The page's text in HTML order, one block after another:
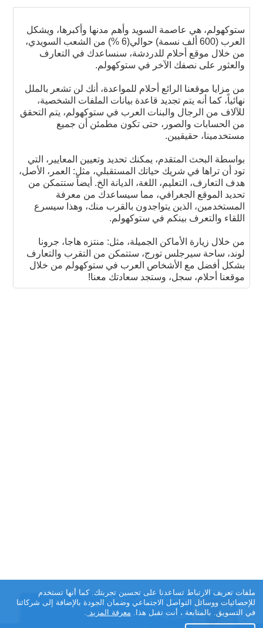
ستوكهولم، هي عاصمة السويد وأهم مدنها وأكبرها، ويشكل
العرب (600 ألف نسمة) حوالي(6 %) من الشعب السويدي،
من خلال موقع أحلام للدردشة، سنساعدك في التعارف
والعثور على نصفك الآخر في ستوكهولم.
من مزايا موقعنا الرائع أحلام للمواعدة، أنك لن تشعر بالملل
نهائياً، كما أنه يتم تجديد قاعدة بيانات الملفات الشخصية،
للآلاف من الرجال والبنات العرب في ستوكهولم، يتم التحقق
من الحسابات والصور، حتى تكون مطمئن أن جميع
مستخدمينا، حقيقيين.
بواسطة البحث المتقدم، يمكنك تحديد وتعيين المعايير، التي
تود أن تراها في شريك حياتك المستقبلي، مثل: العمر، الأصل،
هدف التعارف، التعليم، اللغة، الديانة الخ. أيضاً ستتمكن من
تحديد الموقع الجغرافي، مما سيساعدك من معرفة
المستخدمين، الذين يتواجدون بالقرب منك، وهذا سيسرع
اللقاء والتعرف بينكم في ستوكهولم.
من خلال زيارة الأماكن الجميلة، مثل: منتزه هاجا، جرونا
لوند، ساحة سيرجلس تورج، ستتمكن من التقرب والتعارف
بشكل أفضل مع الأشخاص العرب في ستوكهولم من خلال
موقعنا أحلام، سجل، وستجد سعادتك معنا!
ملفات تعريف الارتباط تساعدنا على تحسين تجربتك. كما أنها تستخدم
للإحصائيات ووسائل التواصل الاجتماعي وضمان الجودة بالإضافة إلى شركائنا
في التسويق. بالمتابعة ، أنت تقبل هذا. معرفة المزيد .
× تسجيل الدخول إلى الموقع
عمر, 40
Doaa, 24
Safa, 44
SANDI, 39
فطوم, 25
Abdullah, 29
Mimoo, 28
Israe, 18
نورهان نورهان, 27
Sabber, 20